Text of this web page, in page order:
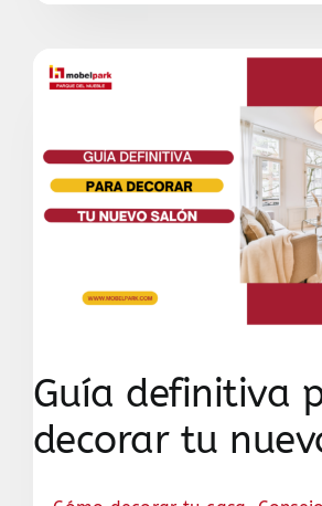
Guía definitiva
decorar tu